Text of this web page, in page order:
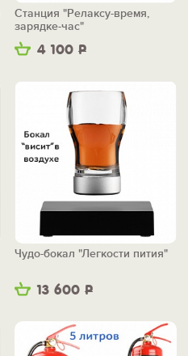
4 100 Р
Станция "Релаксу-время,
зарядке-час"
13 600 Р
Чудо-бокал "Легкости пития"